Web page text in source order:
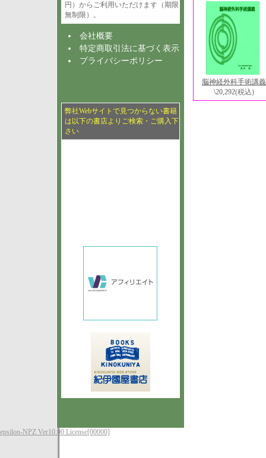
円）からご利用いただけます（期限
無制限）。
会社概要
特定商取引法に基づく表示
プライバシーポリシー
弊社Webサイトで見つからない書籍
は以下の書店よりご検索・ご購入下
さい
脳神経外科手術講義
\20,292(税込)
epsilon-NPZ Ver10.00 License[00000]